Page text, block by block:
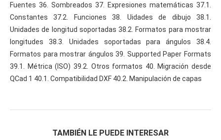
Fuentes 36. Sombreados 37. Expresiones matemáticas 37.1.
Constantes 37.2. Funciones 38. Uidades de dibujo 38.1.
Unidades de longitud soportadas 38.2. Formatos para mostrar
longitudes 38.3. Unidades soportadas para ángulos 38.4.
Formatos para mostrar ángulos 39. Supported Paper Formats
39.1. Métrica (ISO) 39.2. Otros formatos 40. Migración desde
QCad 1 40.1. Compatibilidad DXF 40.2. Manipulación de capas
TAMBIÉN LE PUEDE INTERESAR